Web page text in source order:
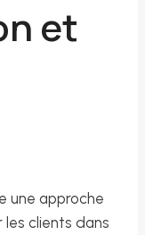
et
une approche
clients dans